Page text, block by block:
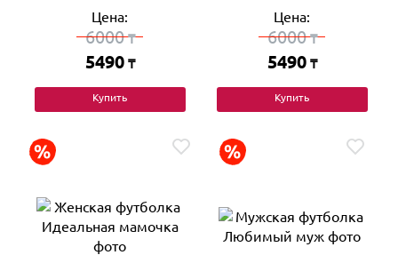
Цена:
6000₸
5490 ₸
Купить
Цена:
6000₸
5490 ₸
Купить